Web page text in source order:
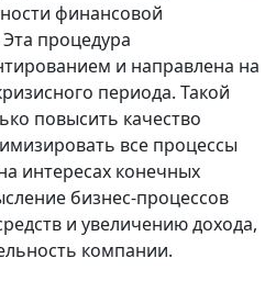
финансовой
процедура
и направлена на
периода. Такой
повысить качество
все процессы
интересах конечных
бизнес-процессов
и увеличению дохода,
компании.